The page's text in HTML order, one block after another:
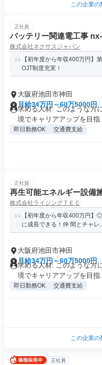
この企業の
正社員
バッテリー関連電工事
株式会社ネクサスジャパン
【初年度から年収400万円
OJT制度充実！
大阪府池田市神田
月給34万円～60万5000円
求める人材: このような方
境でキャリアアップを目指...
即日勤務OK 交通費支給
正社員
再生可能エネルギー設備
株式会社ライジングＴＥＣ
【初年度から年収400万円
に成長できる！仲 間とチャレ
大阪府池田市神田
月給34万円～60万5000円
求める人材: このような方
境でキャリアアップを目指...
即日勤務OK 交通費支給
この企業の
正社員